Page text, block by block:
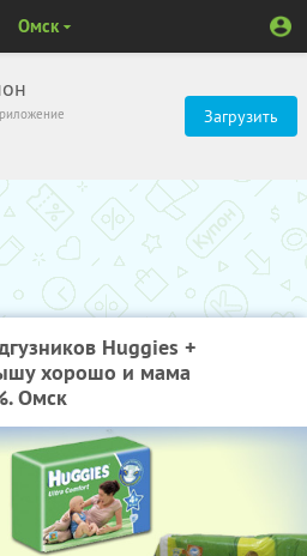
Загрузить
Омск
Huggies +
хорошо и мама
Омск